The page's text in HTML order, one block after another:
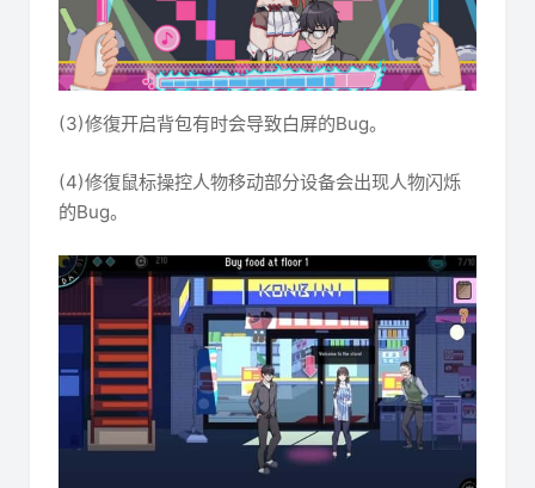
(3)修復开启背包有时会导致白屏的Bug。
(4)修復鼠标操控人物移动部分设备会出现人物闪烁
的Bug。